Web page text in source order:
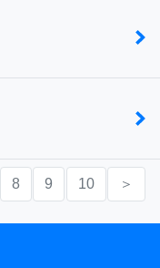
8 9 10 ＞